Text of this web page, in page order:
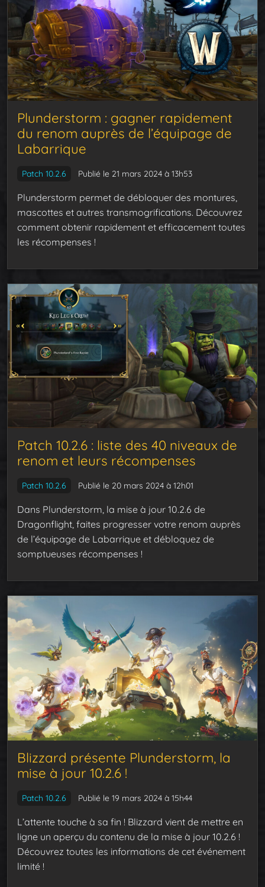
Plunderstorm : gagner rapidement
du renom auprès de l’équipage de
Labarrique
Patch 10.2.6 Publié le 21 mars 2024 à 13h53
Plunderstorm permet de débloquer des montures,
mascottes et autres transmogrifications. Découvrez
comment obtenir rapidement et efficacement toutes
les récompenses !
Patch 10.2.6 : liste des 40 niveaux de
renom et leurs récompenses
Patch 10.2.6 Publié le 20 mars 2024 à 12h01
Dans Plunderstorm, la mise à jour 10.2.6 de
Dragonflight, faites progresser votre renom auprès
de l’équipage de Labarrique et débloquez de
somptueuses récompenses !
Blizzard présente Plunderstorm, la
mise à jour 10.2.6 !
Patch 10.2.6 Publié le 19 mars 2024 à 15h44
L’attente touche à sa fin ! Blizzard vient de mettre en
ligne un aperçu du contenu de la mise à jour 10.2.6 !
Découvrez toutes les informations de cet événement
limité !